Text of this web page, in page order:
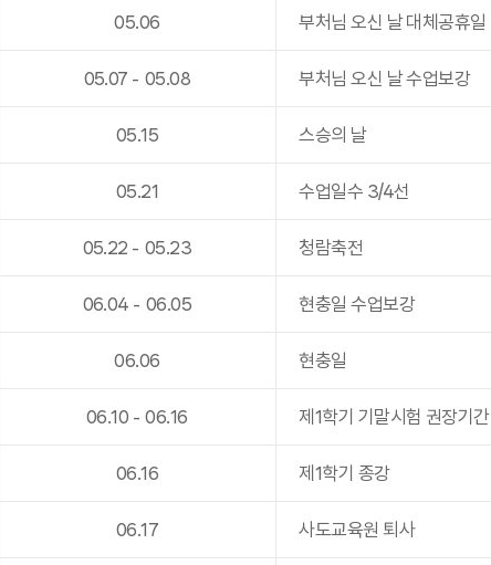
05.06 부처님 오신 날 대체공휴일
05.07 - 05.08 부처님 오신 날 수업보강
05.15 스승의 날
05.21 수업일수 3/4선
05.22 - 05.23 청람축전
06.04 - 06.05 현충일 수업보강
06.06 현충일
06.10 - 06.16 제1학기 기말시험 권장기간
06.16 제1학기 종강
06.17 사도교육원 퇴사